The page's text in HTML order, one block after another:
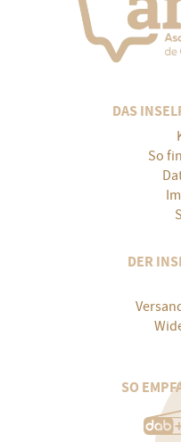
DAS
So
DER
SO